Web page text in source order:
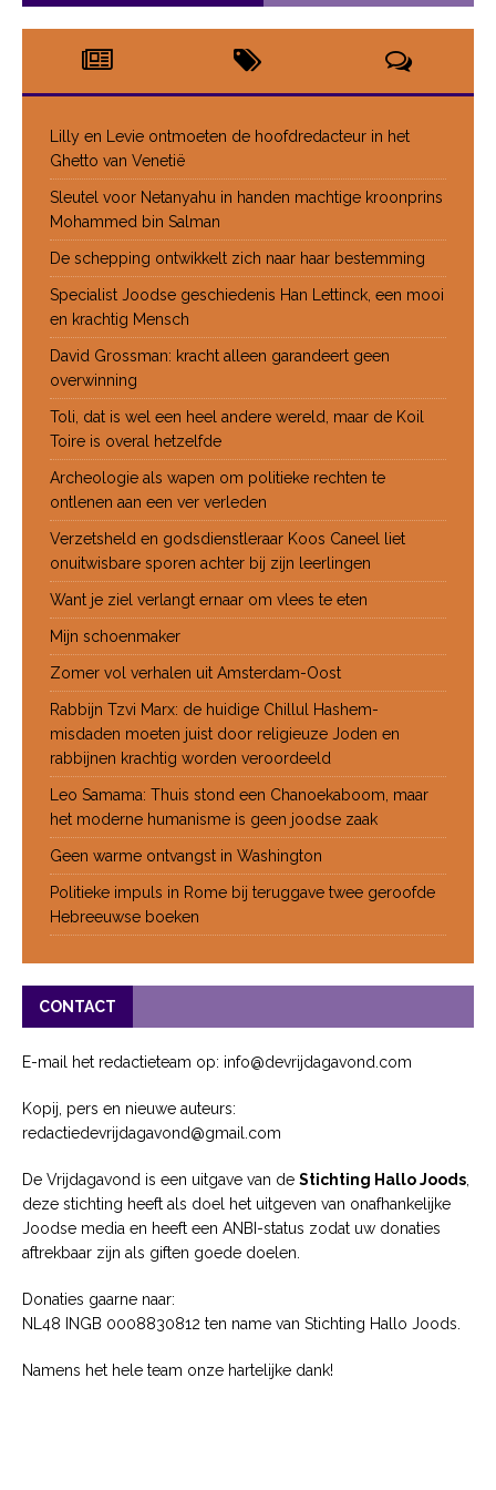
Lilly en Levie ontmoeten de hoofdredacteur in het
Ghetto van Venetië
Sleutel voor Netanyahu in handen machtige kroonprins
Mohammed bin Salman
De schepping ontwikkelt zich naar haar bestemming
Specialist Joodse geschiedenis Han Lettinck, een mooi
en krachtig Mensch
David Grossman: kracht alleen garandeert geen
overwinning
Toli, dat is wel een heel andere wereld, maar de Koil
Toire is overal hetzelfde
Archeologie als wapen om politieke rechten te
ontlenen aan een ver verleden
Verzetsheld en godsdienstleraar Koos Caneel liet
onuitwisbare sporen achter bij zijn leerlingen
Want je ziel verlangt ernaar om vlees te eten
Mijn schoenmaker
Zomer vol verhalen uit Amsterdam-Oost
Rabbijn Tzvi Marx: de huidige Chillul Hashem-
misdaden moeten juist door religieuze Joden en
rabbijnen krachtig worden veroordeeld
Leo Samama: Thuis stond een Chanoekaboom, maar
het moderne humanisme is geen joodse zaak
Geen warme ontvangst in Washington
Politieke impuls in Rome bij teruggave twee geroofde
Hebreeuwse boeken
CONTACT
E-mail het redactieteam op: info@devrijdagavond.com
Kopij, pers en nieuwe auteurs:
redactiedevrijdagavond@gmail.com
De Vrijdagavond is een uitgave van de Stichting Hallo Joods
deze stichting heeft als doel het uitgeven van onafhankelijke
Joodse media en heeft een ANBI-status zodat uw donaties
aftrekbaar zijn als giften goede doelen.
Donaties gaarne naar:
NL48 INGB 0008830812 ten name van Stichting Hallo Joods.
Namens het hele team onze hartelijke dank!